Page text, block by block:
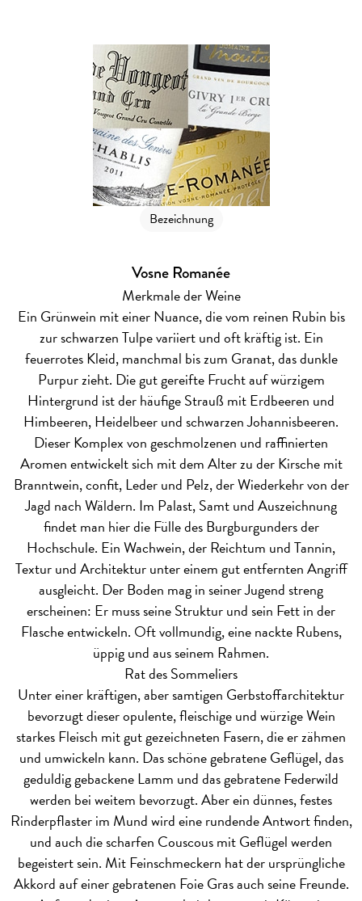
Bezeichnung
Vosne Romanée
Merkmale der Weine
Ein Grünwein mit einer Nuance, die vom reinen Rubin bis
zur schwarzen Tulpe variiert und oft kräftig ist. Ein
feuerrotes Kleid, manchmal bis zum Granat, das dunkle
Purpur zieht. Die gut gereifte Frucht auf würzigem
Hintergrund ist der häufige Strauß mit Erdbeeren und
Himbeeren, Heidelbeer und schwarzen Johannisbeeren.
Dieser Komplex von geschmolzenen und raffinierten
Aromen entwickelt sich mit dem Alter zu der Kirsche mit
Branntwein, confit, Leder und Pelz, der Wiederkehr von der
Jagd nach Wäldern. Im Palast, Samt und Auszeichnung
findet man hier die Fülle des Burgburgunders der
Hochschule. Ein Wachwein, der Reichtum und Tannin,
Textur und Architektur unter einem gut entfernten Angriff
ausgleicht. Der Boden mag in seiner Jugend streng
erscheinen: Er muss seine Struktur und sein Fett in der
Flasche entwickeln. Oft vollmundig, eine nackte Rubens,
üppig und aus seinem Rahmen.
Rat des Sommeliers
Unter einer kräftigen, aber samtigen Gerbstoffarchitektur
bevorzugt dieser opulente, fleischige und würzige Wein
starkes Fleisch mit gut gezeichneten Fasern, die er zähmen
und umwickeln kann. Das schöne gebratene Geflügel, das
geduldig gebackene Lamm und das gebratene Federwild
werden bei weitem bevorzugt. Aber ein dünnes, festes
Rinderpflaster im Mund wird eine rundende Antwort finden,
und auch die scharfen Couscous mit Geflügel werden
begeistert sein. Mit Feinschmeckern hat der ursprüngliche
Akkord auf einer gebratenen Foie Gras auch seine Freunde.